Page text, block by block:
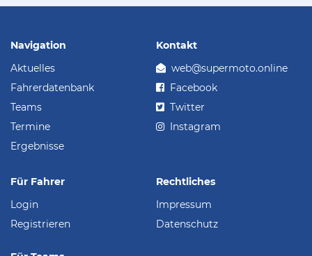
Navigation
Aktuelles
Fahrerdatenbank
Teams
Termine
Ergebnisse
Kontakt
web@supermoto.online
Facebook
Twitter
Instagram
Für Fahrer
Login
Registrieren
Rechtliches
Impressum
Datenschutz